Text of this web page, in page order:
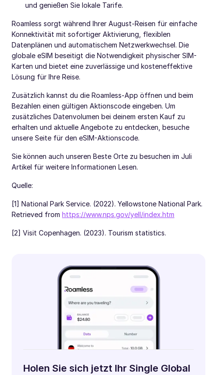
und genießen Sie lokale Tarife.
Roamless sorgt während Ihrer August-Reisen für einfache
Konnektivität mit sofortiger Aktivierung, flexiblen
Datenplänen und automatischem Netzwerkwechsel. Die
globale eSIM beseitigt die Notwendigkeit physischer SIM-
Karten und bietet eine zuverlässige und kosteneffektive
Lösung für Ihre Reise.
Zusätzlich kannst du die Roamless-App öffnen und beim
Bezahlen einen gültigen Aktionscode eingeben. Um
zusätzliches Datenvolumen bei deinem ersten Kauf zu
erhalten und aktuelle Angebote zu entdecken, besuche
unsere Seite für den eSIM-Aktionscode.
Sie können auch unseren Beste Orte zu besuchen im Juli
Artikel für weitere Informationen Lesen.
Quelle:
[1] National Park Service. (2022). Yellowstone National Park.
Retrieved from https://www.nps.gov/yell/index.htm
[2] Visit Copenhagen. (2023). Tourism statistics.
Holen Sie sich jetzt Ihr Single Global